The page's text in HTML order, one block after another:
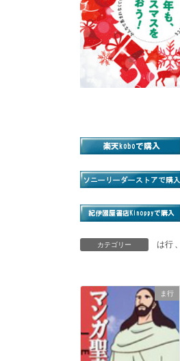
カテゴリー は行 、
ま行